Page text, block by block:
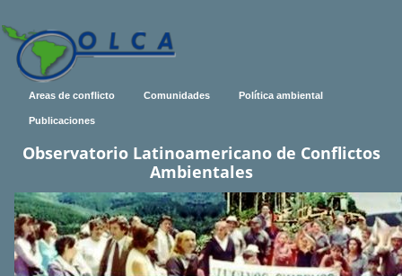
Areas de conflicto Comunidades Política ambiental
Publicaciones
Observatorio Latinoamericano de Conflictos
Ambientales